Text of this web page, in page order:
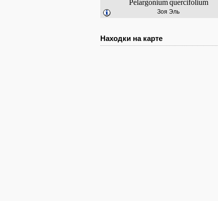
Pelargonium quercifolium
Зоя Эль
Находки на карте